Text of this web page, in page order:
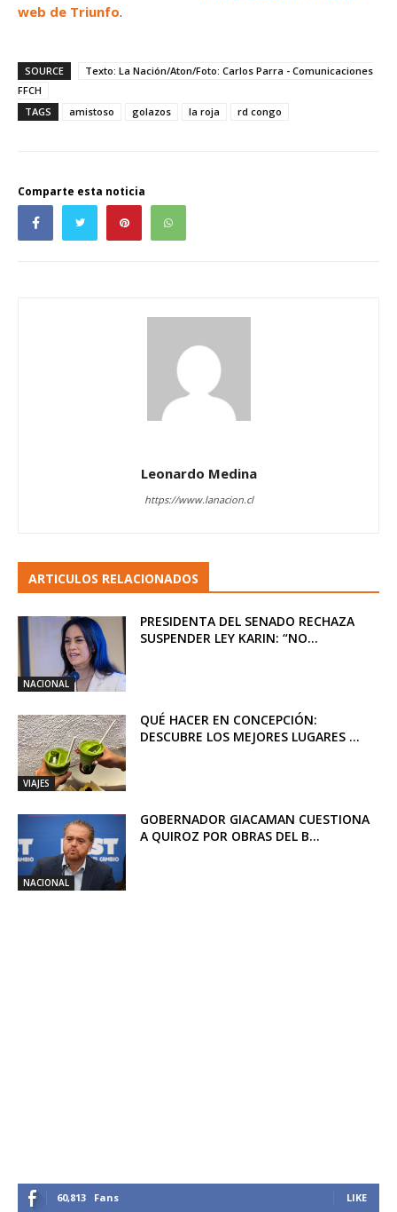
web de Triunfo.
SOURCE
Texto: La Nación/Aton/Foto: Carlos Parra - Comunicaciones
FFCH
TAGS
amistoso golazos la roja rd congo
Comparte esta noticia
Leonardo Medina
https://www.lanacion.cl
ARTICULOS RELACIONADOS
NACIONAL
PRESIDENTA DEL SENADO RECHAZA
SUSPENDER LEY KARIN: “NO...
VIAJES
QUÉ HACER EN CONCEPCIÓN:
DESCUBRE LOS MEJORES LUGARES ...
NACIONAL
GOBERNADOR GIACAMAN CUESTIONA
A QUIROZ POR OBRAS DEL B...
60,813 Fans LIKE